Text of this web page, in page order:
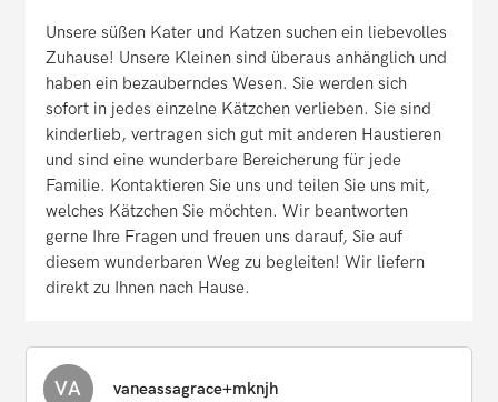
Unsere süßen Kater und Katzen suchen ein liebevolles
Zuhause! Unsere Kleinen sind überaus anhänglich und
haben ein bezauberndes Wesen. Sie werden sich
sofort in jedes einzelne Kätzchen verlieben. Sie sind
kinderlieb, vertragen sich gut mit anderen Haustieren
und sind eine wunderbare Bereicherung für jede
Familie. Kontaktieren Sie uns und teilen Sie uns mit,
welches Kätzchen Sie möchten. Wir beantworten
gerne Ihre Fragen und freuen uns darauf, Sie auf
diesem wunderbaren Weg zu begleiten! Wir liefern
direkt zu Ihnen nach Hause.
VA vaneassagrace+mknjh